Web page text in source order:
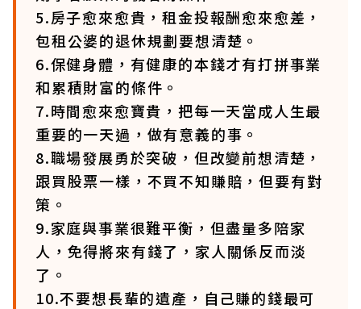
5.房子愈來愈貴，租金投報酬愈來愈差，
包租公婆的退休規劃要想清楚。
6.保健身體，有健康的本錢才有打拼事業
和累積財富的條件。
7.時間愈來愈寶貴，把每一天當成人生最
重要的一天過，做有意義的事。
8.職場發展勇於突破，但改變前想清楚，
跟買股票一樣，不買不知賺賠，但要有對
策。
9.家庭與事業很難平衡，但盡量多陪家
人，免得將來有錢了，家人關係反而淡
了。
10.不要想長輩的遺產，自己賺的錢最可